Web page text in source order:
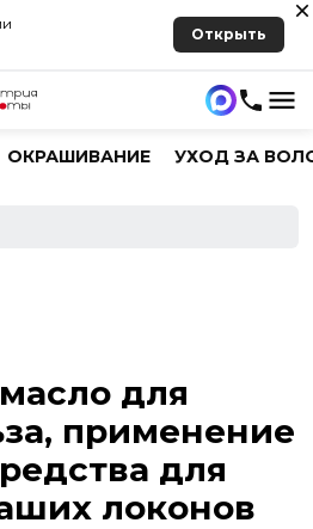
Открыть
ОКРАШИВАНИЕ УХОД ЗА
для
применение
для
локонов